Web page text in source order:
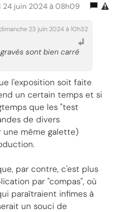
24 juin 2024 à 08h09
23 juin 2024 à 10h32
sont bien carré
l'exposition soit faite
un certain temps et si
que les "test
de divers
une même galette)
par contre, c'est plus
par "compas", où
paraîtraient infimes à
un souci de